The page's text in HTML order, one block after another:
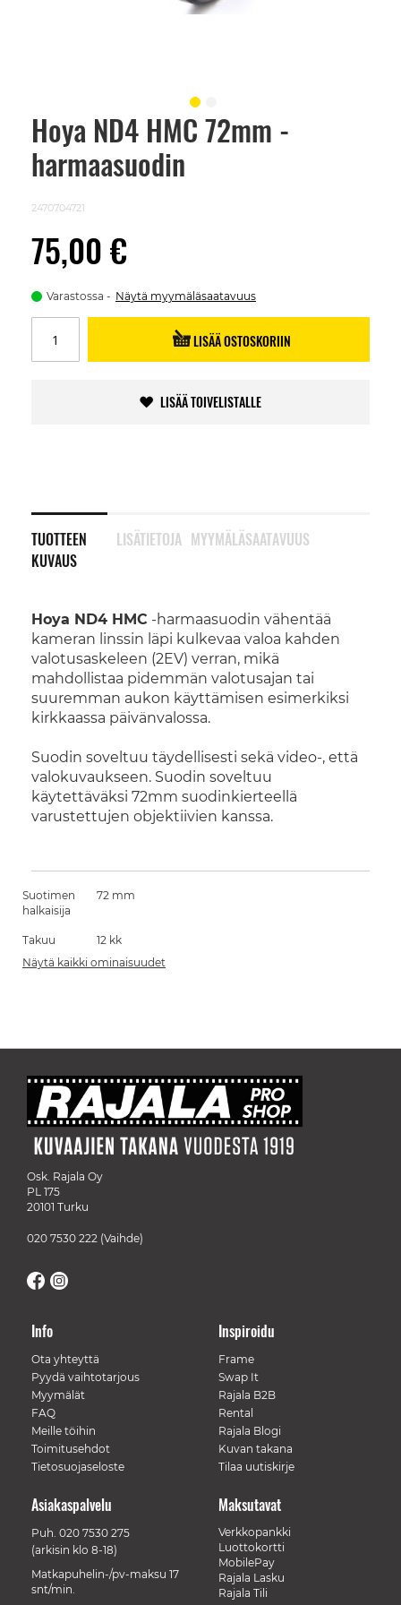
Hoya ND4 HMC 72mm -
harmaasuodin
2470704721
75,00 €
Varastossa Näytä myymäläsaatavuus
LISÄÄ OSTOSKORIIN
LISÄÄ TOIVELISTALLE
TUOTTEEN
KUVAUS
Hoya ND4 HMC -harmaasuodin vähentää
kameran linssin läpi kulkevaa valoa kahden
valotusaskeleen (2EV) verran, mikä
mahdollistaa pidemmän valotusajan tai
suuremman aukon käyttämisen esimerkiksi
kirkkaassa päivänvalossa.
Suodin soveltuu täydellisesti sekä video-, että
valokuvaukseen. Suodin soveltuu
käytettäväksi 72mm suodinkierteellä
varustettujen objektiivien kanssa.
LISÄTIETOJA MYYMÄLÄSAATAVUUS
Skip
beginning
images
Suotimen
halkaisija
72 mm
Takuu
12 kk
Näytä kaikki ominaisuudet
Osk. Rajala Oy
PL 175
20101 Turku
020 7530 222 (Vaihde)
Info
Ota yhteyttä
Pyydä vaihtotarjous
Myymälät
FAQ
Meille töihin
Toimitusehdot
Tietosuojaseloste
Inspiroidu
Frame
Swap It
Rajala B2B
Rental
Rajala Blogi
Kuvan takana
Tilaa uutiskirje
Maksutavat
Verkkopankki
Luottokortti
MobilePay
Rajala Lasku
Rajala Tili
Asiakaspalvelu
Puh. 020 7530 275
(arkisin klo 8-18)
Matkapuhelin-/pv-maksu 17
snt/min.